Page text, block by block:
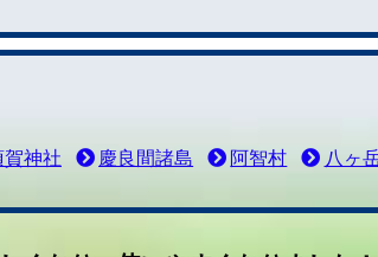
賀神社 慶良間諸島 阿智村 八ヶ